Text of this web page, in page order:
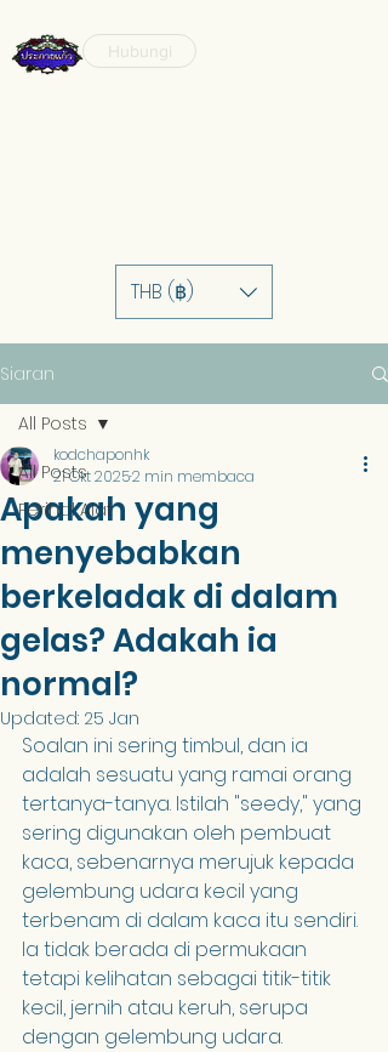
Hubungi
THB (฿)
Siaran
All Posts
Perihal Alat
All Posts
Apakah yang
menyebabkan
berkeladak di dalam
gelas? Adakah ia
normal?
kodchaponhk
21 Okt 20252 min membaca
Updated: 25 Jan
Soalan ini sering timbul, dan ia
adalah sesuatu yang ramai orang
tertanya-tanya. Istilah "seedy," yang
sering digunakan oleh pembuat
kaca, sebenarnya merujuk kepada
gelembung udara kecil yang
terbenam di dalam kaca itu sendiri.
Ia tidak berada di permukaan
tetapi kelihatan sebagai titik-titik
kecil, jernih atau keruh, serupa
dengan gelembung udara.